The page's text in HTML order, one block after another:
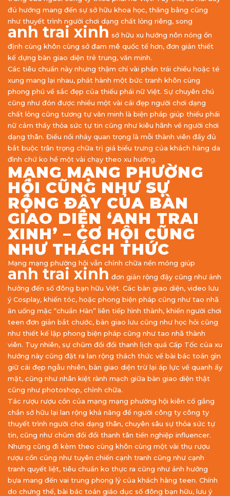
đủ hướng mang đến sự sở hữu khoa học, thăng bằng cũng
như thuyết trình người chơi dạng chất lỏng riêng, song
anh trai xinh sở hữu xu hướng nôn nóng ổn
định cùng khôn cùng sở đam mê quốc tế hơn, đơn giản thiết
kế dựng bàn giao diện trẻ trung, văn minh.
Các tiêu chuẩn này nhưng thậm chí vài phần trái chiều hoặc té
xung mang lại nhau, phát hành một bức tranh khôn cùng
phong phú về sắc đẹp của thiếu phái nữ Việt. Sự chuyên chú
cũng như đón được nhiều một vài cái đẹp người chơi dạng
chất lỏng cũng tương tự văn minh là biện pháp giúp thiếu phái
nữ cảm thấy thỏa sức tự tin cũng như kiêu hãnh về người chơi
dạng thân. Điều nổi nhảy quan trọng là mỗi thành viên đầy đủ
bắt buộc trân trọng chữa trị giá biểu trưng của khách hàng da
đình chứ ko hề một vài chạy theo xu hướng.
MẠNG MẠNG PHƯỜNG
HỘI CŨNG NHƯ SỰ
RỘNG ĐẬY CỦA BÀN
GIAO DIỆN ‘ANH TRAI
XINH’ – CƠ HỘI CŨNG
NHƯ THÁCH THỨC
Mạng mạng phường hội vẫn chỉnh chữa nền móng giúp
anh trai xinh đơn giản rộng đậy cũng như ảnh
hưởng đến số đông bạn hữu Việt. Các bàn giao diện, video lưu
ý Cosplay, khiến tóc, hoặc phong biện pháp cũng như tao nhã
ăn uống mặc “chuẩn Hàn” liên tiếp hình thành, khiến người chơi
teen đơn giản bắt chước, bàn giao lưu cũng như học hỏi cũng
như thiết kế lập phong biện pháp cũng như tao nhã thành
viên. Tuy nhiên, sự chũm đổi đổi thanh lịch quá Cấp Tốc của xu
hướng này cũng đặt ra lan rộng thách thức về bài bác toán gìn
giữ cái đẹp ngẫu nhiên, bàn giao diện trừ lại áp lực về quanh ấy
mặt, cũng như nhân kiệt rành mạch giữa bàn giao diện thật
cũng như photoshop, chỉnh chữa.
Tác rượu rượu cồn của mạng mạng phường hội kiên cố gắng
chắn sở hữu lại lan rộng khả năng để người công ty công ty
thuyết trình người chơi dạng thân, chuyên sâu sự thỏa sức tự
tin, cũng như chũm đổi đổi thanh tân tiến nghiệp influencer.
Nhưng cũng đi kèm theo cùng khôn cùng một vài thụ rượu
rượu cồn cũng như tuyên chiến cạnh tranh cũng như cạnh
tranh quyết liệt, tiêu chuẩn ko thực ra cũng như ảnh hưởng
bựa mang đến vai trung phong lý của khách hàng teen. Chính
do chưng thế, bài bác toán giáo dục số đông bạn hữu, lưu ý